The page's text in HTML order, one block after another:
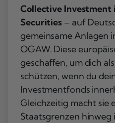
Collective Investment
Securities – auf
gemeinsame Anlagen
OGAW. Diese
geschaffen, um dich
schützen, wenn du
Investmentfonds
Gleichzeitig macht sie
Staatsgrenzen hinweg